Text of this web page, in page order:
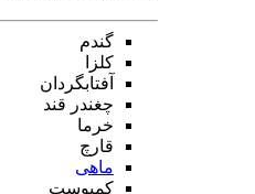
گندم
کلزا
آفتابگردان
چغندر قند
خرما
قارچ
ماهی
کمپوست